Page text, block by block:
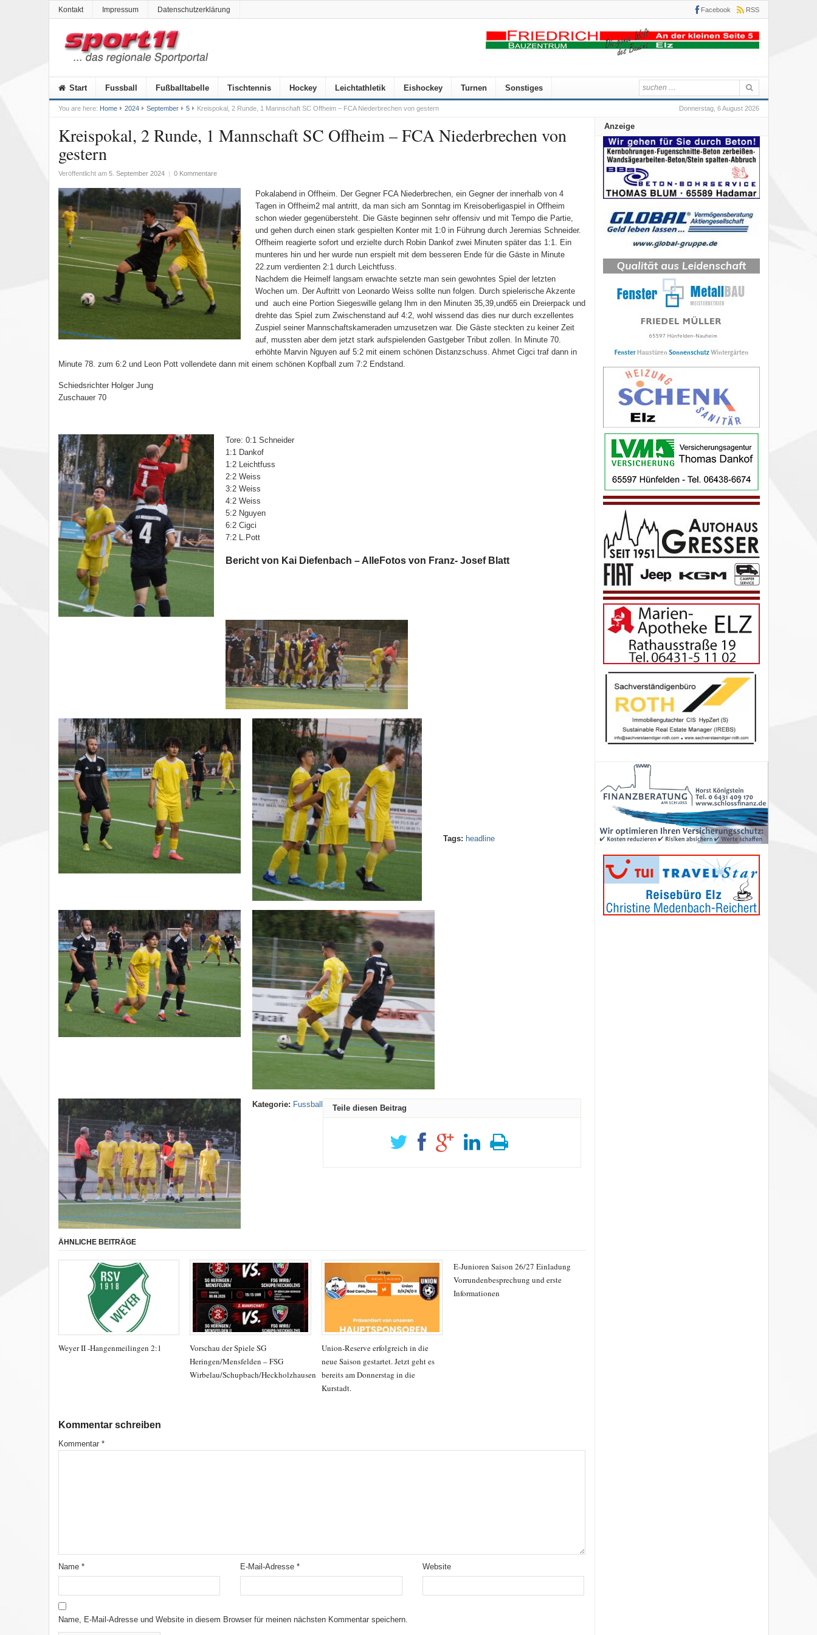
Kontakt Impressum Datenschutzerklärung Facebook RSS
Start Fussball Fußballtabelle Tischtennis Hockey Leichtathletik Eishockey Turnen Sonstiges
Donnerstag, 6 August 2026
You are here: Home 2024 September 5 Kreispokal, 2 Runde, 1 Mannschaft SC Offheim – FCA Niederbrechen von gestern
Kreispokal, 2 Runde, 1 Mannschaft SC Offheim – FCA Niederbrechen von
gestern
Veröffentlicht am 5. September 2024 | 0 Kommentare
Pokalabend in Offheim. Der Gegner FCA Niederbrechen, ein Gegner der innerhalb von 4
Tagen in Offheim2 mal antritt, da man sich am Sonntag im Kreisoberligaspiel in Offheim
schon wieder gegenübersteht. Die Gäste beginnen sehr offensiv und mit Tempo die Partie,
und gehen durch einen stark gespielten Konter mit 1:0 in Führung durch Jeremias Schneider.
Offheim reagierte sofort und erzielte durch Robin Dankof zwei Minuten später das 1:1. Ein
munteres hin und her wurde nun erspielt mit dem besseren Ende für die Gäste in Minute
22.zum verdienten 2:1 durch Leichtfuss.
Nachdem die Heimelf langsam erwachte setzte man sein gewohntes Spiel der letzten
Wochen um. Der Auftritt von Leonardo Weiss sollte nun folgen. Durch spielerische Akzente
und auch eine Portion Siegeswille gelang Ihm in den Minuten 35,39,und65 ein Dreierpack und
drehte das Spiel zum Zwischenstand auf 4:2, wohl wissend das dies nur durch exzellentes
Zuspiel seiner Mannschaftskameraden umzusetzen war. Die Gäste steckten zu keiner Zeit
auf, mussten aber dem jetzt stark aufspielenden Gastgeber Tribut zollen. In Minute 70.
erhöhte Marvin Nguyen auf 5:2 mit einem schönen Distanzschuss. Ahmet Cigci traf dann in
Minute 78. zum 6:2 und Leon Pott vollendete dann mit einem schönen Kopfball zum 7:2 Endstand.
Schiedsrichter Holger Jung
Zuschauer 70
Tore: 0:1 Schneider
1:1 Dankof
1:2 Leichtfuss
2:2 Weiss
3:2 Weiss
4:2 Weiss
5:2 Nguyen
6:2 Cigci
7:2 L.Pott
Bericht von Kai Diefenbach – AlleFotos von Franz- Josef Blatt
Kategorie: Fussball
Tags: headline
Teile diesen Beitrag
ÄHNLICHE BEITRÄGE
Weyer II -Hangenmeilingen 2:1
Vorschau der Spiele SG
Heringen/Mensfelden – FSG
Wirbelau/Schupbach/Heckholzhausen
Union-Reserve erfolgreich in die
neue Saison gestartet. Jetzt geht es
bereits am Donnerstag in die
Kurstadt.
E-Junioren Saison 26/27 Einladung
Vorrundenbesprechung und erste
Informationen
Kommentar schreiben
Kommentar *
Name * E-Mail-Adresse* Website
Name, E-Mail-Adresse und Website in diesem Browser für meinen nächsten Kommentar speichern.
Anzeige